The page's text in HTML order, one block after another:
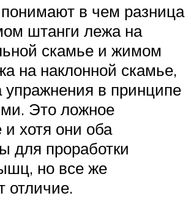
в чем разница
штанги лежа на
скамье и жимом
на наклонной скамье,
упражнения в принципе
Это ложное
хотя они оба
для проработки
но все же
отличие.